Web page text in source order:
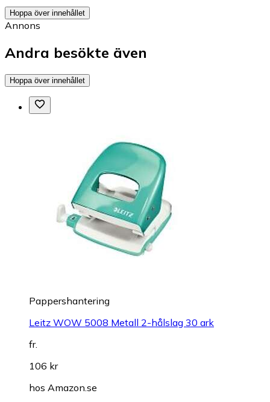
Hoppa över innehållet
Annons
Andra besökte även
Hoppa över innehållet
Pappershantering
Leitz WOW 5008 Metall 2-hålslag 30 ark
fr.
106 kr
hos Amazon.se